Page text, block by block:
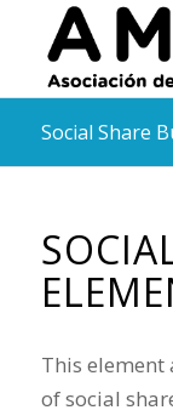
Social Share
This
of social